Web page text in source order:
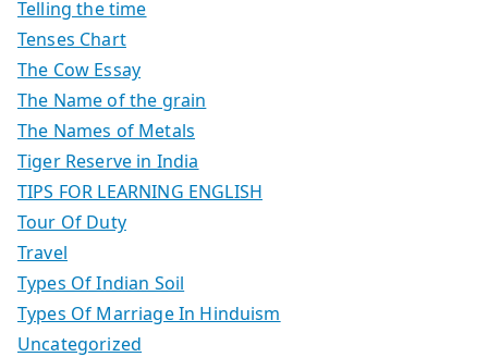
Telling the time
Tenses Chart
The Cow Essay
The Name of the grain
The Names of Metals
Tiger Reserve in India
TIPS FOR LEARNING ENGLISH
Tour Of Duty
Travel
Types Of Indian Soil
Types Of Marriage In Hinduism
Uncategorized